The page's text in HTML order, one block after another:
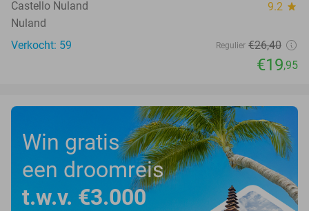
Castello Nuland 9.2 star
Nuland
Verkocht: 59
Regulier €26,40
€19,95
Win gratis
een droomreis
t.w.v. €3.000